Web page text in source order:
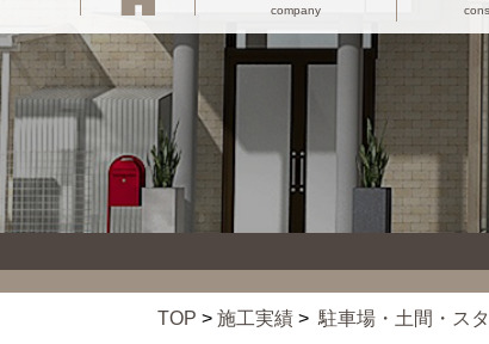
company
TOP > 施工実績 > 駐車場・土間・ス